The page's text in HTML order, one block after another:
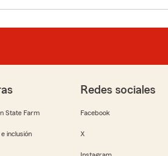
State Farm
inclusión
Redes sociales
Facebook
X